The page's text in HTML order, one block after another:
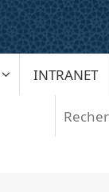
INTRANET